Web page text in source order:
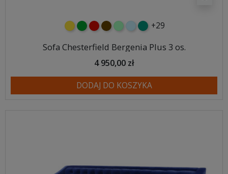
żółtyzielonyczerwony
czekoladowy
miętowybłękitny
turkusowy
+29
Sofa Chesterfield Bergenia Plus 3 os.
4 950,00 zł
DODAJ DO KOSZYKA